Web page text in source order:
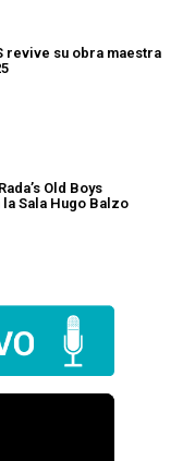
revive su obra maestra
Old Boys
la Sala Hugo Balzo